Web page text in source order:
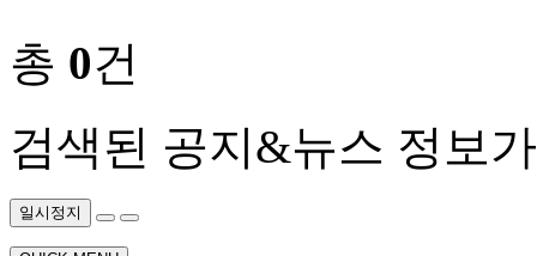
총 0건
검색된 공지&뉴스 정보
일시정지